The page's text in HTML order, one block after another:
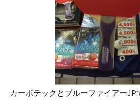
カーボテックとブルーファイアーJP